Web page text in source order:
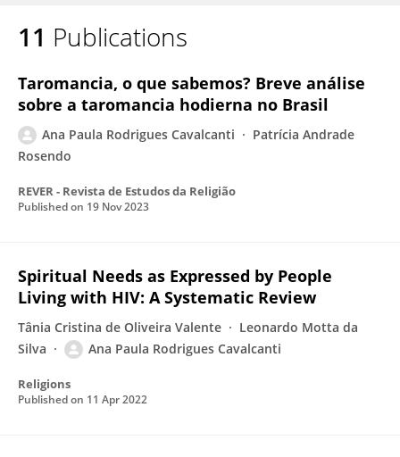
Ana Paula Fernandes Rodrigues
11 Publications
Taromancia, o que sabemos? Breve análise
sobre a taromancia hodierna no Brasil
Ana Paula Rodrigues Cavalcanti
Patrícia Andrade
Rosendo
REVER - Revista de Estudos da Religião
Published on 19 Nov 2023
Spiritual Needs as Expressed by People
Living with HIV: A Systematic Review
Tânia Cristina de Oliveira Valente
Leonardo Motta da
Silva
Ana Paula Rodrigues Cavalcanti
Religions
Published on 11 Apr 2022